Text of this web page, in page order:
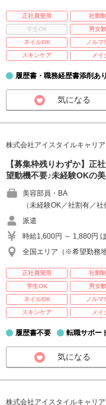
正社員登用 社割
学生OK
男女
ネイルOK
ノルマ
スキンケア
メイ
履歴書・職務経歴書添削あり
気になる
株式会社アイスタイルキャリア
【募集枠残りわずか】正
望動機不要♪未経験OKの
美容部員・BA
（未経験OK／社割有／
派遣
時給1,600円 ～ 1,880円
全国エリア（※希望勤務
正社員登用 社割
学生OK
男女
ネイルOK
ノルマ
スキンケア
メイ
履歴書不要 転職サポー
気になる
株式会社アイスタイルキャリア